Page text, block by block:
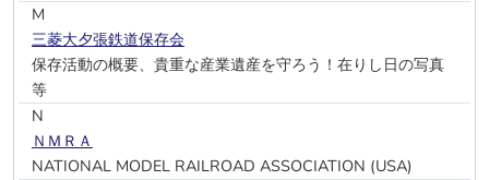
M
三菱大夕張鉄道保存会
保存活動の概要、貴重な産業遺産を守ろう！在りし日の写真
等
N
ＮＭＲＡ
NATIONAL MODEL RAILROAD ASSOCIATION (USA)